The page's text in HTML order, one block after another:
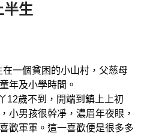
半生
一個貧困的小山村，父慈母
年及小學時間。
歲不到，開端到鎮上上初
小男孩很幹凈，濃眉年夜眼，
歡軍軍。這一喜歡便是很多多